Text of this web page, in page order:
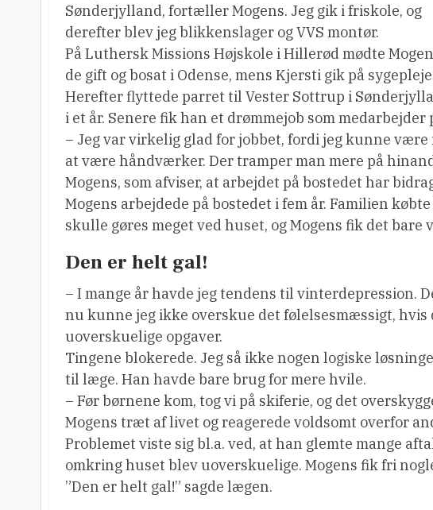
Sønderjylland, fortæller Mogens. Jeg gik i friskole, og
derefter blev jeg blikkenslager og VVS montør.
På Luthersk Missions Højskole i Hillerød mødte
de gift og bosat i Odense, mens Kjersti gik på
Herefter flyttede parret til Vester Sottrup i
i et år. Senere fik han et drømmejob som medarbejder
– Jeg var virkelig glad for jobbet, fordi jeg kunne
at være håndværker. Der tramper man mere på
Mogens, som afviser, at arbejdet på bostedet har
Mogens arbejdede på bostedet i fem år. Familien
skulle gøres meget ved huset, og Mogens fik det
Den er helt gal!
– I mange år havde jeg tendens til vinterdepression.
nu kunne jeg ikke overskue det følelsesmæssigt,
uoverskuelige opgaver.
Tingene blokerede. Jeg så ikke nogen logiske
til læge. Han havde bare brug for mere hvile.
– Før børnene kom, tog vi på skiferie, og det
Mogens træt af livet og reagerede voldsomt overfor
Problemet viste sig bl.a. ved, at han glemte mange
omkring huset blev uoverskuelige. Mogens fik fri
”Den er helt gal!” sagde lægen.